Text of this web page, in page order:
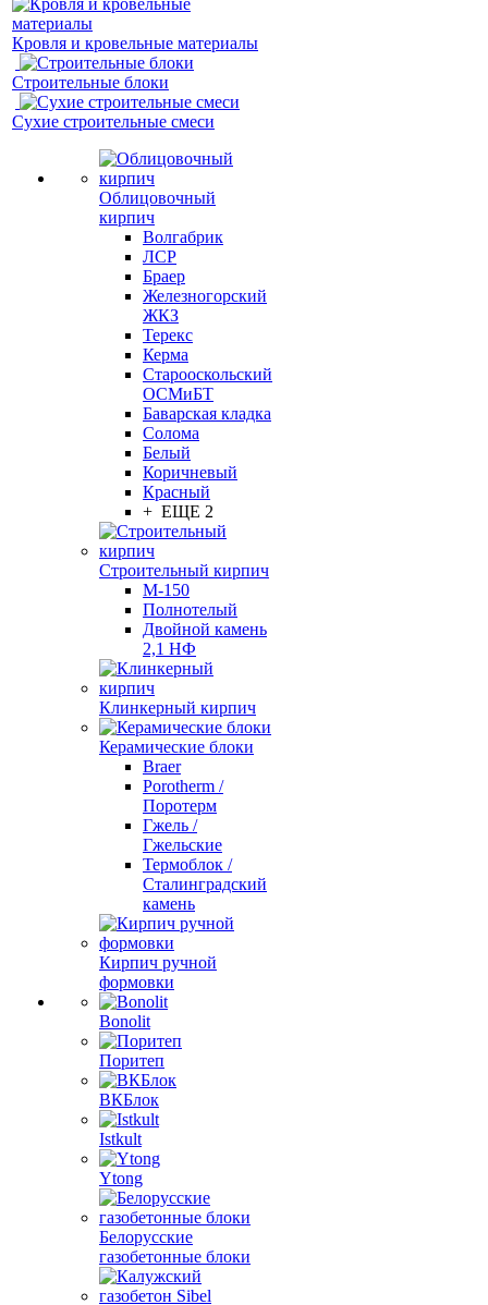
Кровля и кровельные материалы
Строительные блоки
Сухие строительные смеси
Облицовочный
кирпич
Волгабрик
ЛСР
Браер
Железногорский
ЖКЗ
Терекс
Керма
Старооскольский
ОСМиБТ
Баварская кладка
Солома
Белый
Коричневый
Красный
+ ЕЩЕ 2
Строительный кирпич
М-150
Полнотелый
Двойной камень
2,1 НФ
Клинкерный кирпич
Керамические блоки
Braer
Porotherm /
Поротерм
Гжель /
Гжельские
Термоблок /
Сталинградский
камень
Кирпич ручной
формовки
Bonolit
Поритеп
ВКБлок
Istkult
Ytong
Белорусские
газобетонные блоки